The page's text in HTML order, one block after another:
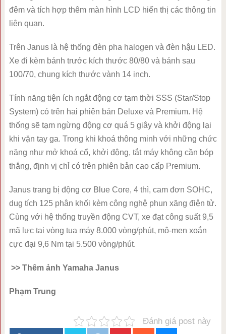
đêm và tích hợp thêm màn hình LCD hiển thị các thông tin
liên quan.
Trên Janus là hệ thống đèn pha halogen và đèn hậu LED.
Xe đi kèm bánh trước kích thước 80/80 và bánh sau
100/70, chung kích thước vành 14 inch.
Tính năng tiện ích ngắt động cơ tạm thời SSS (Star/Stop
System) có trên hai phiên bản Deluxe và Premium. Hệ
thống sẽ tạm ngừng động cơ quá 5 giây và khởi động lại
khi vặn tay ga. Trong khi khoá thông minh với những chức
năng như mở khoá cổ, khởi động, tắt máy không cần bóp
thắng, định vị chỉ có trên phiên bản cao cấp Premium.
Janus trang bị động cơ Blue Core, 4 thì, cam đơn SOHC,
dug tích 125 phân khối kèm công nghệ phun xăng điện tử.
Cùng với hệ thống truyền động CVT, xe đạt công suất 9,5
mã lực tại vòng tua máy 8.000 vòng/phút, mô-men xoắn
cực đại 9,6 Nm tại 5.500 vòng/phút.
>> Thêm ảnh Yamaha Janus
Phạm Trung
Đánh giá post này